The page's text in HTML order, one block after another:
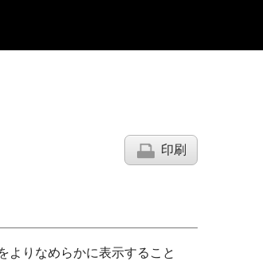
印刷
よりなめらかに表示すること